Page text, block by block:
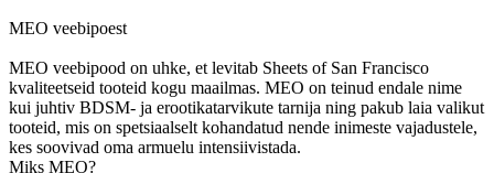
MEO veebipoest
MEO veebipood on uhke, et levitab Sheets of San Francisco
kvaliteetseid tooteid kogu maailmas. MEO on teinud endale nime
kui juhtiv BDSM- ja erootikatarvikute tarnija ning pakub laia valikut
tooteid, mis on spetsiaalselt kohandatud nende inimeste vajadustele,
kes soovivad oma armuelu intensiivistada.
Miks MEO?